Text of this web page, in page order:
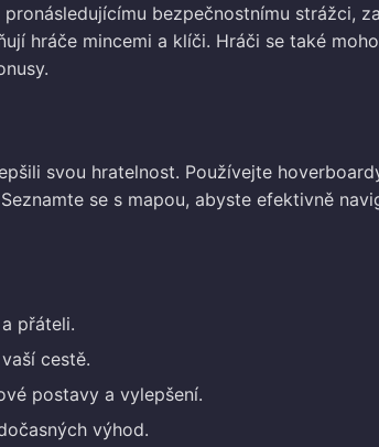
bezpečnostnímu strážci,
hráče mincemi a klíči. Hráči se také
svou hratelnost. Používejte
se s mapou, abyste efektivně
přáteli.
cestě.
postavy a vylepšení.
výhod.